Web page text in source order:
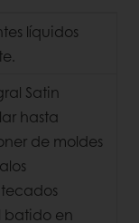
líquidos
Satin
hasta
de moldes
batido en